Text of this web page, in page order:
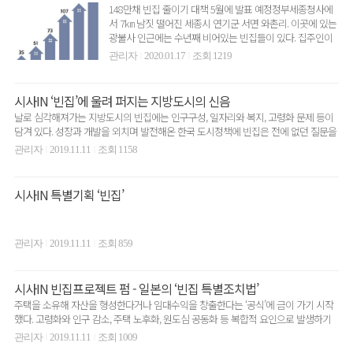
148만채 빈집 줄이기 대책 5월에 발표 예정정부세종청사에
서 7㎞ 남짓 떨어진 세종시 연기군 서면 와촌리. 이곳에 있는
광불사 인근에는 수년째 비어있는 빈집들이 있다. 집주인이
있..
관리자 2020.01.17 조회 1219
시사IN ‘빈집’에 울려 퍼지는 지방도시의 신음
날로 심각해져가는 지방도시의 빈집에는 인구구성, 일자리와 복지, 고령화 문제 등이
담겨 있다. 성장과 개발을 외치며 발전해온 한국 도시정책에 빈집은 전에 없던 질문을
던진다.사람을..
관리자 2019.11.11 조회 1158
시사IN 특별기획 ‘빈집’
관리자 2019.11.11 조회 859
시사IN 빈집프로젝트 펌 - 일본의 ‘빈집 특별조치법’
주택을 소유해 자산을 형성한다거나 임대수익을 창출한다는 ‘공식’에 금이 가기 시작
했다. 고령화와 인구 감소, 주택 노후화, 원도심 공동화 등 복합적 요인으로 발생하기
시작한 빈집이..
관리자 2019.11.11 조회 1009